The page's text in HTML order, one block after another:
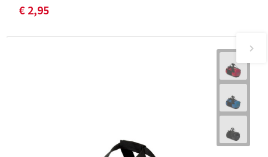
€ 2,95